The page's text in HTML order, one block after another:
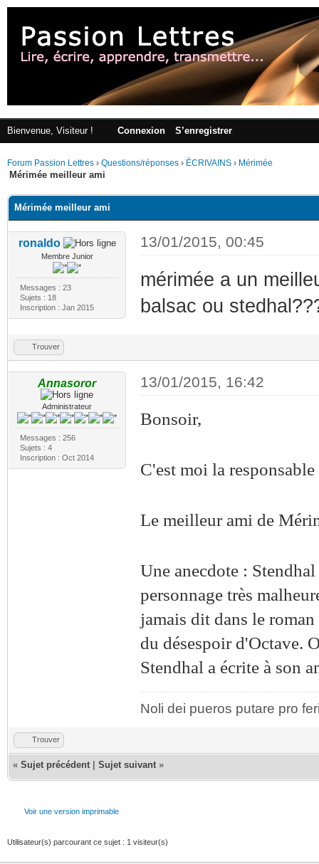
Bienvenue, Visiteur ! Connexion S’enregistrer
Forum Passion Lettres › Questions/réponses › ÉCRIVAINS › Mérimée
Mérimée meilleur ami
Mérimée meilleur ami
ronaldo
Membre Junior
Messages : 23
Sujets : 18
Inscription : Jan 2015
13/01/2015, 00:45
mérimée a un
balsac ou
Trouver
Annasoror
Administrateur
Messages : 256
Sujets : 4
Inscription : Oct 2014
13/01/2015, 16:42
Bonsoir,
C'est moi la
Le meilleur ami de
Une anecdote :
personnage très
jamais dit dans le
du désespoir d'Octave.
Stendhal a écrite à son
Noli dei pueros putare pro
Trouver
« Sujet précédent Sujet suivant »
Voir une version imprimable
Utilisateur(s) parcourant ce sujet : 1 visiteur(s)